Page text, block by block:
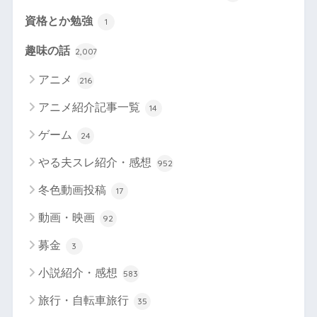
資格とか勉強 1
趣味の話 2,007
アニメ 216
アニメ紹介記事一覧 14
ゲーム 24
やる夫スレ紹介・感想 952
冬色動画投稿 17
動画・映画 92
募金 3
小説紹介・感想 583
旅行・自転車旅行 35